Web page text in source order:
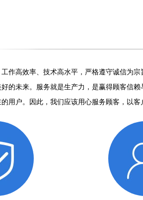
作高效率、技术高水平，严格遵守诚信为
的未来。服务就是生产力，是赢得顾客信
用户。因此，我们应该用心服务顾客，以